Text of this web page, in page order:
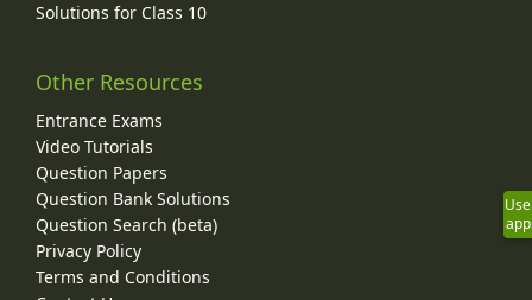
Solutions for Class 10
Other Resources
Entrance Exams
Video Tutorials
Question Papers
Question Bank Solutions
Question Search (beta)
Privacy Policy
Terms and Conditions
Use
app